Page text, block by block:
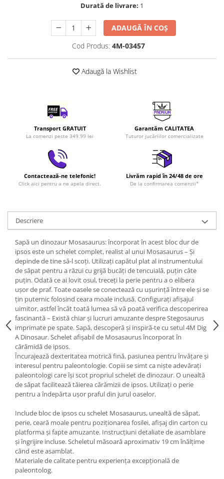
LEGO Creator Expert
LEGO Speed Champions
Durată de livrare: 1
ADAUGĂ ÎN COȘ
Cod Produs: 4M-03457
Adaugă la Wishlist
Transport GRATUIT
La comenzi peste 349.99 lei
Garantăm CALITATEA
Tuturor jucăriilor comercializate
Contactează-ne telefonic!
Click aici pentru a ne apela direct.
Livrăm rapid în 24/48 de ore
De la confirmarea comenzii*
Descriere
Sapă un dinozaur Mosasaurus: încorporat în acest bloc dur de
ipsos este un schelet complet, realist al unui Mosasaurus – Și
depinde de tine să-l scoți. Utilizați capătul plat al instrumentului
de săpat pentru a răzui cu grijă bucăți de tencuială, puțin câte
puțin. Odată ce ai lovit osul, treceți la perie pentru a o elibera
ușor de praf. Toate oasele se conectează cu ușurință între ele și se
țin puternic folosind ceara moale inclusă. Configurați afișajul
uimitor, astfel încât toată lumea să vă poată verifica descoperirea
fascinantă – Există chiar și lucruri amuzante despre Stegosaurus
imprimate pe spate. Sapă, descoperă și inspiră-te cu setul 4M Dig
A Dinosaur. Schelet afișabil de Mosasaurus încorporat în
cărămidă de ipsos.
Încurajează dexteritatea motrică fină, pasiunea pentru învățare și
interesul pentru paleontologie. Copiii se simt ca niște adevărați
paleontologi care își scot propriul schelet de dinozaur. O unealtă
de săpat facilitează tăierea cărămizii de ipsos. Utilizați o perie
pentru a îndepărta ușor praful din jurul oaselor.
Include bloc de ipsos cu schelet Mosasaurus, unealtă de săpat,
perie, ceară moale pentru poziționarea fosilei, afișaj din carton cu
platforma și fapte amuzante. Instrucțiuni detaliate de asamblare
și îngrijire incluse. Scheletul măsoară aproximativ 19 cm înălțime
când este asamblat.
Materiale de calitate pentru experiența excepțională de
paleontolog.